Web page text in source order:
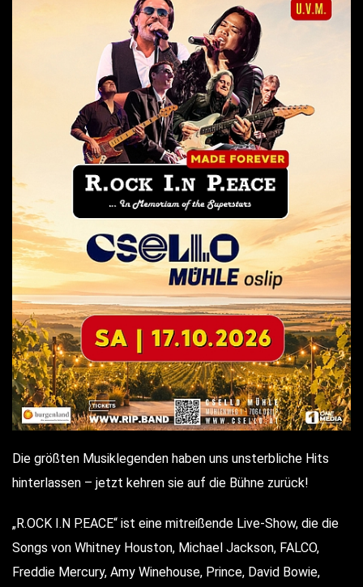
Die größten Musiklegenden haben uns unsterbliche Hits
hinterlassen – jetzt kehren sie auf die Bühne zurück!
„R.OCK I.N P.EACE“ ist eine mitreißende Live-Show, die die
Songs von Whitney Houston, Michael Jackson, FALCO,
Freddie Mercury, Amy Winehouse, Prince, David Bowie,